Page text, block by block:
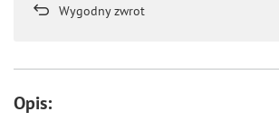
Wygodny zwrot
Opis: